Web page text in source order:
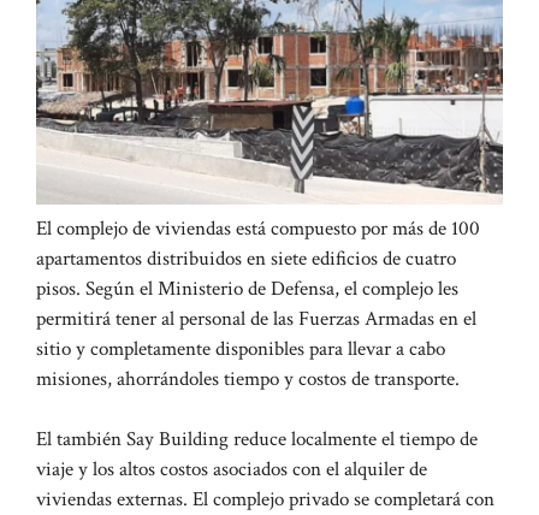
El complejo de viviendas está compuesto por más de 100
apartamentos distribuidos en siete edificios de cuatro
pisos. Según el Ministerio de Defensa, el complejo les
permitirá tener al personal de las Fuerzas Armadas en el
sitio y completamente disponibles para llevar a cabo
misiones, ahorrándoles tiempo y costos de transporte.
El también Say Building reduce localmente el tiempo de
viaje y los altos costos asociados con el alquiler de
viviendas externas. El complejo privado se completará con